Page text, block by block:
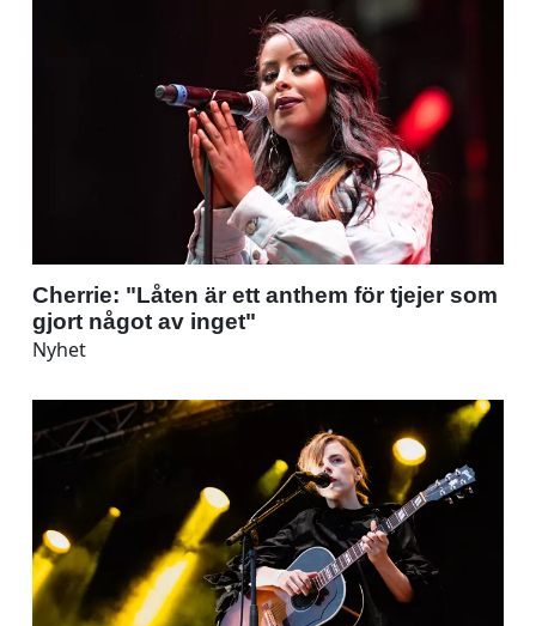
Cherrie: "Låten är ett anthem för tjejer som
gjort något av inget"
Nyhet